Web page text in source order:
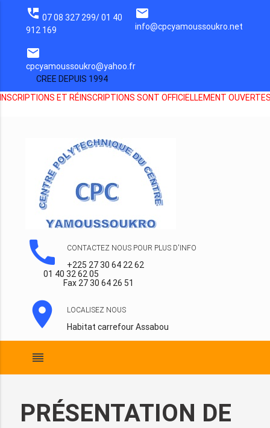
perm_phone_msg 07 08 327 299/ 01 40
912 169
email
info@cpcyamoussoukro.net
email
cpcyamoussoukro@yahoo.fr
CREE DEPUIS 1994
ET RÉINSCRIPTIONS SONT OFFICIELLEMENT
call CONTACTEZ NOUS POUR PLUS D'INFO
+225 27 30 64 22 62
01 40 32 62 05
Fax 27 30 64 26 51
location_on LOCALISEZ NOUS
Habitat carrefour Assabou
reorder
PRÉSENTATION DE